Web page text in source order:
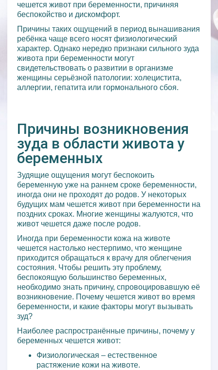
чешется живот при беременности, причиняя
беспокойство и дискомфорт.
Причины таких ощущений в период вынашивания
ребёнка чаще всего носят физиологический
характер. Однако нередко признаки сильного зуда
живота при беременности могут
свидетельствовать о развитии в организме
женщины серьёзной патологии: холецистита,
аллергии, гепатита или гормонального сбоя.
Причины возникновения
зуда в области живота у
беременных
Зудящие ощущения могут беспокоить
беременную уже на раннем сроке беременности,
иногда они не проходят до родов. У некоторых
будущих мам чешется живот при беременности на
поздних сроках. Многие женщины жалуются, что
живот чешется даже после родов.
Иногда при беременности кожа на животе
чешется настолько нестерпимо, что женщине
приходится обращаться к врачу для облегчения
состояния. Чтобы решить эту проблему,
беспокоящую большинство беременных,
необходимо знать причину, спровоцировавшую её
возникновение. Почему чешется живот во время
беременности, и какие факторы могут вызывать
зуд?
Наиболее распространённые причины, почему у
беременных чешется живот:
Физиологическая – естественное
растяжение кожи на животе.